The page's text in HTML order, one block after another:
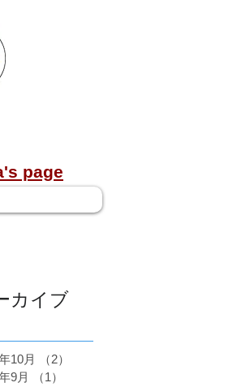
page
カイブ
10月 （2）
9月
（1）